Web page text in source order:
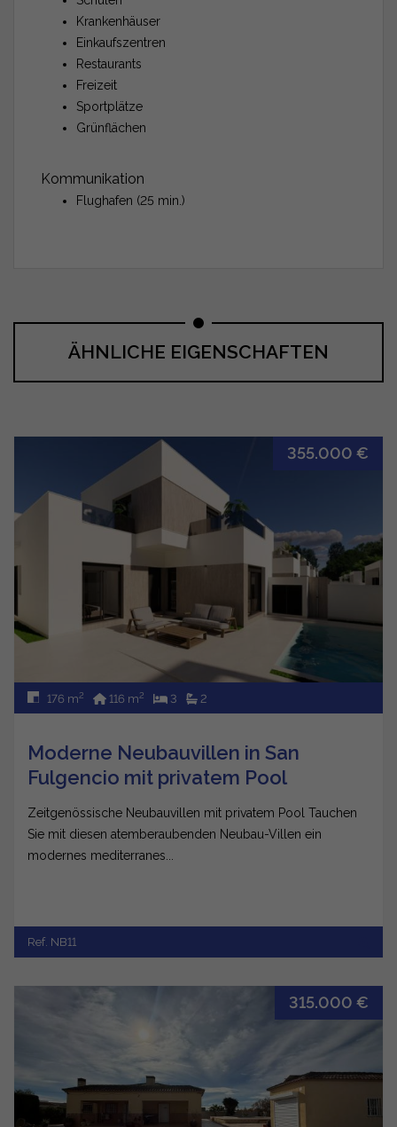
Krankenhäuser
Einkaufszentren
Restaurants
Freizeit
Sportplätze
Grünflächen
Kommunikation
Flughafen (25 min.)
ÄHNLICHE EIGENSCHAFTEN
355.000 €
176 m2 116 m2 3 2
Moderne Neubauvillen in San
Fulgencio mit privatem Pool
Zeitgenössische Neubauvillen mit privatem Pool Tauchen
Sie mit diesen atemberaubenden Neubau-Villen ein
modernes mediterranes...
Ref. NB11
315.000 €